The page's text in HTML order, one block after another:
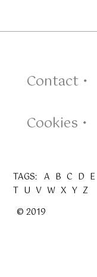
Contact •
Cookies •
TAGS: A B C D E
T U V W X Y Z
© 2019